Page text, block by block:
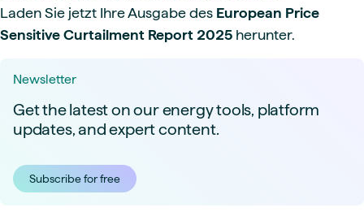
Laden Sie jetzt Ihre Ausgabe des European Price
Sensitive Curtailment Report 2025 herunter.
Newsletter
Get the latest on our energy tools, platform
updates, and expert content.
Subscribe for free